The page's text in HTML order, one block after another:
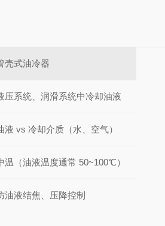
壳式油冷器
压系统、润滑系统中冷却油液
液 vs 冷却介质（水、空气）
温（油液温度通常 50~100℃）
油液结焦、压降控制